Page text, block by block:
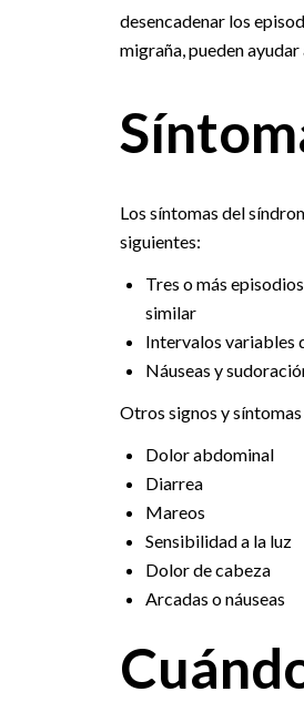
desencadenar los
migraña, pueden
Los síntomas del
siguientes:
Tres o más
similar
Intervalos variables
Náuseas y
Otros signos y
Dolor abdominal
Diarrea
Mareos
Sensibilidad a la luz
Dolor de cabeza
Arcadas o náuseas